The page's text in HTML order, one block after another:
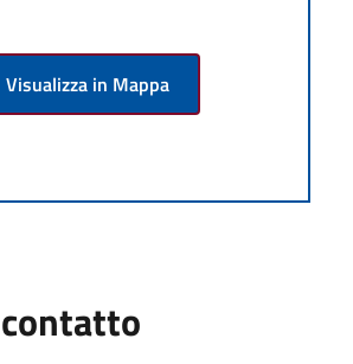
Visualizza in Mappa